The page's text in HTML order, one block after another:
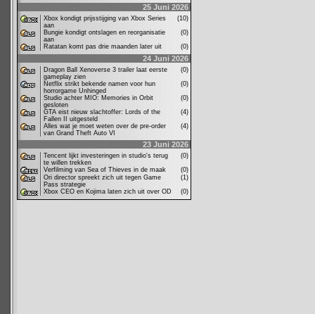
25 Juni 2026
Xbox kondigt prijsstijging van Xbox Series
aan
(10)
Bungie kondigt ontslagen en reorganisatie
aan
(0)
Ratatan komt pas drie maanden later uit
(0)
24 Juni 2026
Dragon Ball Xenoverse 3 trailer laat eerste
gameplay zien
(0)
Netflix strikt bekende namen voor hun
horrorgame Unhinged
(0)
Studio achter MIO: Memories in Orbit
gesloten
(0)
GTA eist nieuw slachtoffer: Lords of the
Fallen II uitgesteld
(4)
Alles wat je moet weten over de pre-order
van Grand Theft Auto VI
(4)
23 Juni 2026
Tencent lijkt investeringen in studio's terug
te willen trekken
(0)
Verfilming van Sea of Thieves in de maak
(0)
Ori director spreekt zich uit tegen Game
Pass strategie
(1)
Xbox CEO en Kojima laten zich uit over OD
(0)